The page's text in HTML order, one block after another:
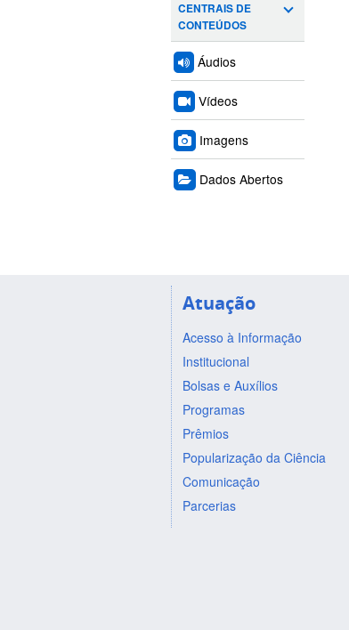
CENTRAIS DE
CONTEÚDOS
Áudios
Vídeos
Imagens
Dados Abertos
Atuação
Acesso à Informação
Institucional
Bolsas e Auxílios
Programas
Prêmios
Popularização da Ciência
Comunicação
Parcerias